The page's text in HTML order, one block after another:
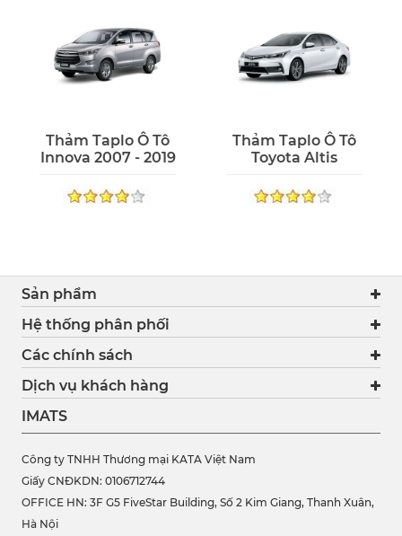
Thảm Taplo Ô Tô
Innova 2007 - 2019
Thảm Taplo Ô Tô
Toyota Altis
Sản phẩm
Hệ thống phân phối
Các chính sách
Dịch vụ khách hàng
IMATS
Công ty TNHH Thương mại KATA Việt Nam
Giấy CNĐKDN: 0106712744
OFFICE HN: 3F G5 FiveStar Building, Số 2 Kim Giang, Thanh Xuân,
Hà Nội